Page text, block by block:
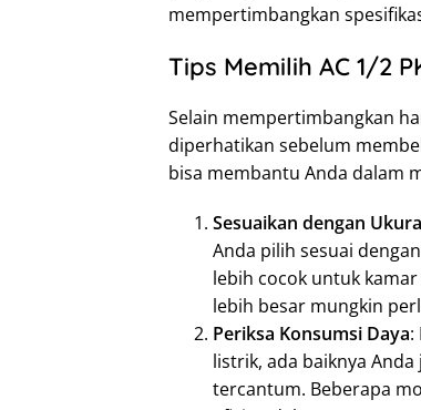
mempertimbangkan
Tips Memilih AC 1/2
Selain mempertimbangkan
diperhatikan sebelum
bisa membantu Anda dalam
Sesuaikan dengan
Anda pilih sesuai
lebih cocok untuk
lebih besar mungkin
Periksa Konsumsi Daya:
listrik, ada baiknya
tercantum. Beberapa